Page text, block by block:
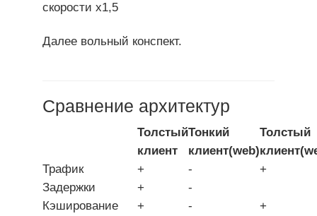
скорости х1,5
Далее вольный конспект.
Сравнение архитектур
Толстый
клиент
Тонкий
клиент(web)
Толстый
Трафик
+ -
+
Задержки
+
-
Кэширование
+ -
+